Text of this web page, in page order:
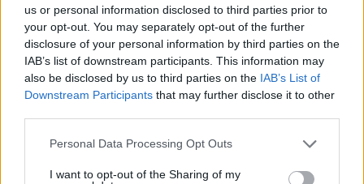
us or personal information disclosed to third parties prior to
your opt-out. You may separately opt-out of the further
disclosure of your personal information by third parties on the
IAB’s list of downstream participants. This information may
also be disclosed by us to third parties on the IAB’s List of
Downstream Participants that may further disclose it to other
Please note that this website/app uses one or more Google
not limited to your visit or usage behaviour. You may click to
Personal Data Processing Opt Outs
I want to opt-out of the Sharing of my
24.06.2025, 16:44
γερασες κ εσυ αιμιλιε μου..κριμα..αλλα η φωνη σου
οτι ωραιοτερο.
ΑΠΑΝΤΗΣΗ
Κανε του μνημόσυνο
24.06.2025, 15:52